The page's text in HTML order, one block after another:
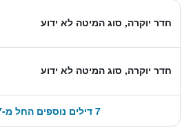
חדר יוקרה, סוג המיטה לא ידוע
חדר יוקרה, סוג המיטה לא ידוע
7 דילים נוספים החל מ-₪197